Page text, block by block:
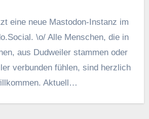
eine neue Mastodon-Instanz im
\o/ Alle Menschen, die in
aus Dudweiler stammen oder
verbunden fühlen, sind herzlich
Aktuell…